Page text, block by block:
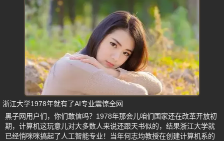
浙江大学1978年就有了AI专业震惊全网
黑子网用户们，你们敢信吗？1978年那会儿咱们国家还在改革开放初
期，计算机这玩意儿对大多数人来说还跟天书似的，结果浙江大学就
已经悄咪咪搞起了人工智能专业！当年何志均教授在创建计算机系的